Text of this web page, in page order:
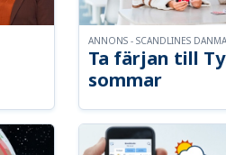
Ta färjan till
sommar
ANNONS - SCANDLINES